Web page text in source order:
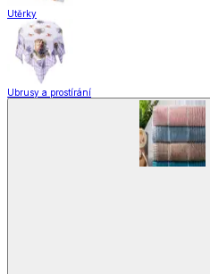
Utěrky
Ubrusy a prostírání